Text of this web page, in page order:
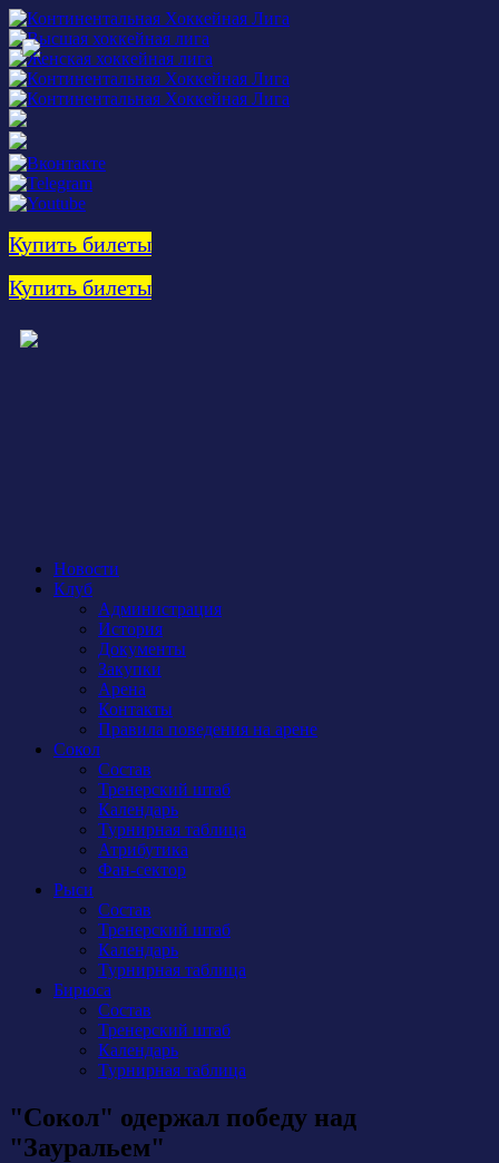
Купить билеты
Купить билеты
Новости
Клуб
Администрация
История
Документы
Закупки
Арена
Контакты
Правила поведения на арене
Сокол
Состав
Тренерский штаб
Календарь
Турнирная таблица
Атрибутика
Фан-сектор
Рыси
Состав
Тренерский штаб
Календарь
Турнирная таблица
Бирюса
Состав
Тренерский штаб
Календарь
Турнирная таблица
"Сокол" одержал победу над
"Зауральем"